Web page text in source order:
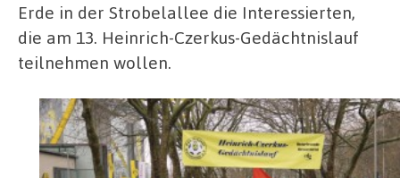
Erde in der Strobelallee die Interessierten,
die am 13. Heinrich-Czerkus-Gedächtnislauf
teilnehmen wollen.